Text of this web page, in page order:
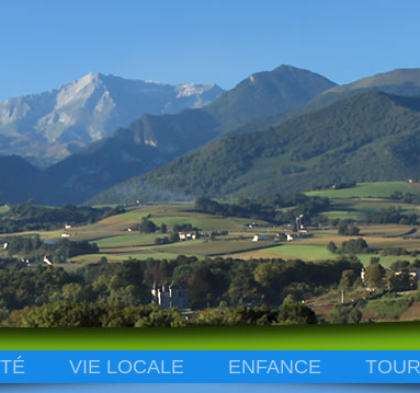
VIE LOCALE ENFANCE